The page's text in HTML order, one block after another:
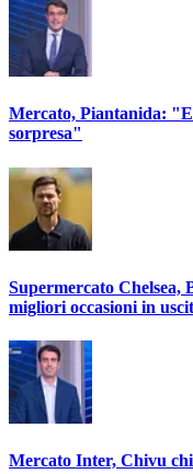
Mercato, Piantanida:
sorpresa"
Supermercato Chelsea,
migliori occasioni in
Mercato Inter, Chivu